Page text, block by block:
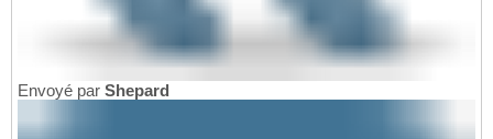
Envoyé par Shepard